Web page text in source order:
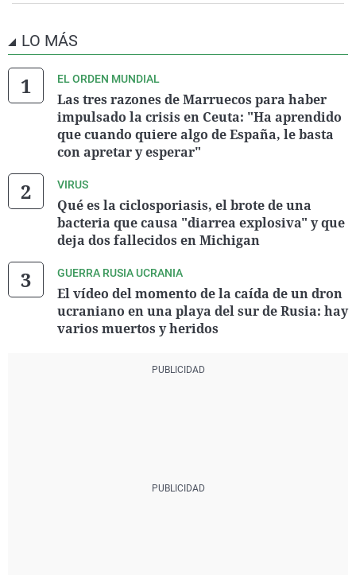
LO MÁS
EL ORDEN MUNDIAL
Las tres razones de Marruecos para haber
impulsado la crisis en Ceuta: "Ha aprendido
que cuando quiere algo de España, le basta
con apretar y esperar"
VIRUS
Qué es la ciclosporiasis, el brote de una
bacteria que causa "diarrea explosiva" y que
deja dos fallecidos en Michigan
GUERRA RUSIA UCRANIA
El vídeo del momento de la caída de un dron
ucraniano en una playa del sur de Rusia: hay
varios muertos y heridos